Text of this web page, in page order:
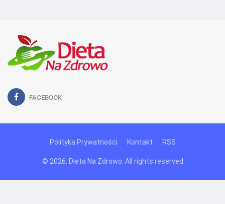
FACEBOOK
Polityka Prywatności Kontakt RSS
© 2026, Dieta Na Zdrowo. All rights reserved